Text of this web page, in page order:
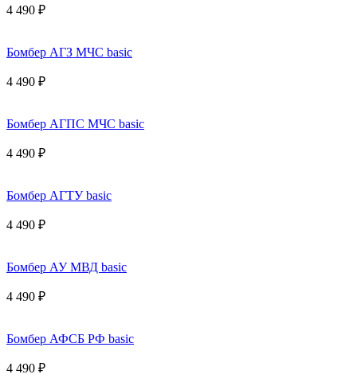
4 490 ₽
Бомбер АГЗ МЧС basic
4 490 ₽
Бомбер АГПС МЧС basic
4 490 ₽
Бомбер АГТУ basic
4 490 ₽
Бомбер АУ МВД basic
4 490 ₽
Бомбер АФСБ РФ basic
4 490 ₽